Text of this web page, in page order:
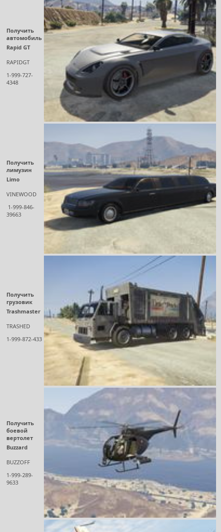
Получить
автомобиль
Rapid GT
RAPIDGT
1-999-727-
4348
Получить
лимузин
Limo
VINEWOOD
1-999-846-
39663
Получить
грузовик
Trashmaster
TRASHED
1-999-872-433
Получить
боевой
вертолет
Buzzard
BUZZOFF
1-999-289-
9633